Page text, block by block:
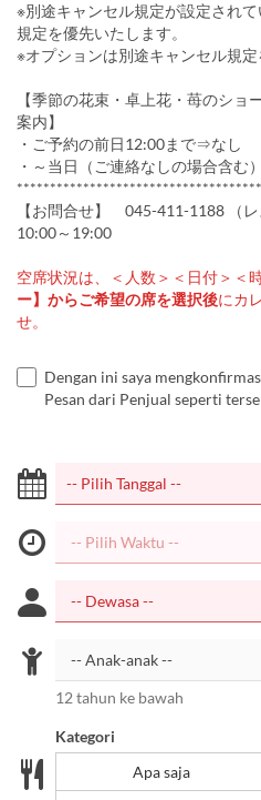
※別途キャンセル規定が設定され
規定を優先いたします。
※オプションは別途キャンセル規定
【季節の花束・卓上花・苺のシ
案内】
・ご予約の前日12:00まで⇒なし
・～当日（ご連絡なしの場合含む
【お問合せ】 045-411-1188 （
10:00～19:00
空席状況は、＜人数＞＜日付＞＜
ー】からご希望の席を選択後にカ
せ。
Dengan ini saya
Pesan dari Penjual seperti
12 tahun ke bawah
Kategori
Apa saja